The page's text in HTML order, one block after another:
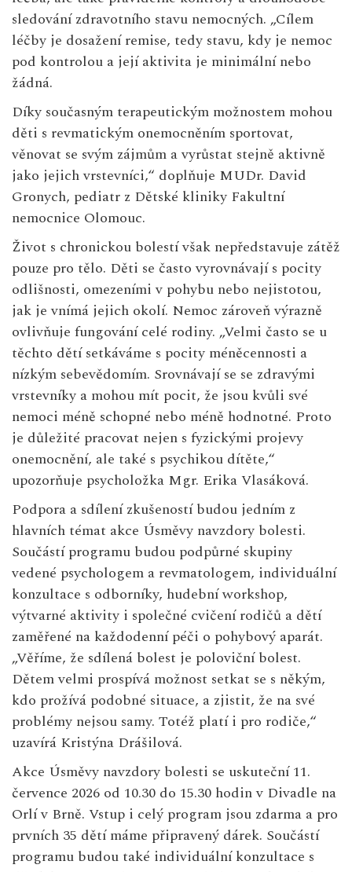
sledování zdravotního stavu nemocných. „Cílem
léčby je dosažení remise, tedy stavu, kdy je nemoc
pod kontrolou a její aktivita je minimální nebo
žádná.
Díky současným terapeutickým možnostem mohou
děti s revmatickým onemocněním sportovat,
věnovat se svým zájmům a vyrůstat stejně aktivně
jako jejich vrstevníci,“ doplňuje MUDr. David
Gronych, pediatr z Dětské kliniky Fakultní
nemocnice Olomouc.
Život s chronickou bolestí však nepředstavuje zátěž
pouze pro tělo. Děti se často vyrovnávají s pocity
odlišnosti, omezeními v pohybu nebo nejistotou,
jak je vnímá jejich okolí. Nemoc zároveň výrazně
ovlivňuje fungování celé rodiny. „Velmi často se u
těchto dětí setkáváme s pocity méněcennosti a
nízkým sebevědomím. Srovnávají se se zdravými
vrstevníky a mohou mít pocit, že jsou kvůli své
nemoci méně schopné nebo méně hodnotné. Proto
je důležité pracovat nejen s fyzickými projevy
onemocnění, ale také s psychikou dítěte,“
upozorňuje psycholožka Mgr. Erika Vlasáková.
Podpora a sdílení zkušeností budou jedním z
hlavních témat akce Úsměvy navzdory bolesti.
Součástí programu budou podpůrné skupiny
vedené psychologem a revmatologem, individuální
konzultace s odborníky, hudební workshop,
výtvarné aktivity i společné cvičení rodičů a dětí
zaměřené na každodenní péči o pohybový aparát.
„Věříme, že sdílená bolest je poloviční bolest.
Dětem velmi prospívá možnost setkat se s někým,
kdo prožívá podobné situace, a zjistit, že na své
problémy nejsou samy. Totéž platí i pro rodiče,“
uzavírá Kristýna Drášilová.
Akce Úsměvy navzdory bolesti se uskuteční 11.
července 2026 od 10.30 do 15.30 hodin v Divadle na
Orlí v Brně. Vstup i celý program jsou zdarma a pro
prvních 35 dětí máme připravený dárek. Součástí
programu budou také individuální konzultace s